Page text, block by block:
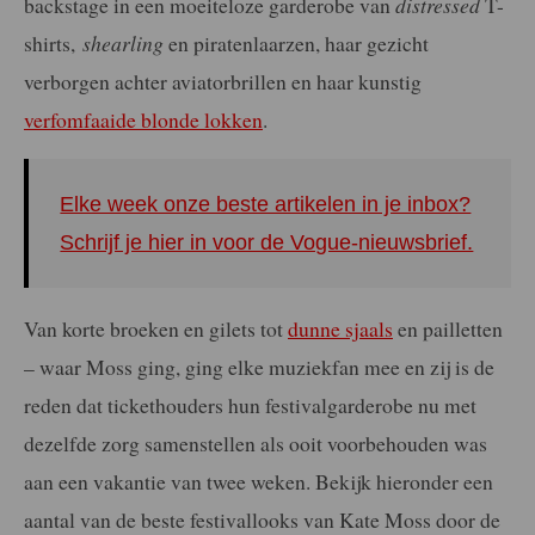
shirts, shearling en piratenlaarzen, haar gezicht
verborgen achter aviatorbrillen en haar kunstig
verfomfaaide blonde lokken.
Elke week onze beste artikelen in je inbox?
Schrijf je hier in voor de Vogue-nieuwsbrief.
Van korte broeken en gilets totdunne sjaals en pailletten
– waar Moss ging, ging elke muziekfan mee en zij is de
reden dat tickethouders hun festivalgarderobe nu met
dezelfde zorg samenstellen als ooit voorbehouden was
aan een vakantie van twee weken. Bekijk hieronder een
aantal van de beste festivallooks van Kate Moss door de